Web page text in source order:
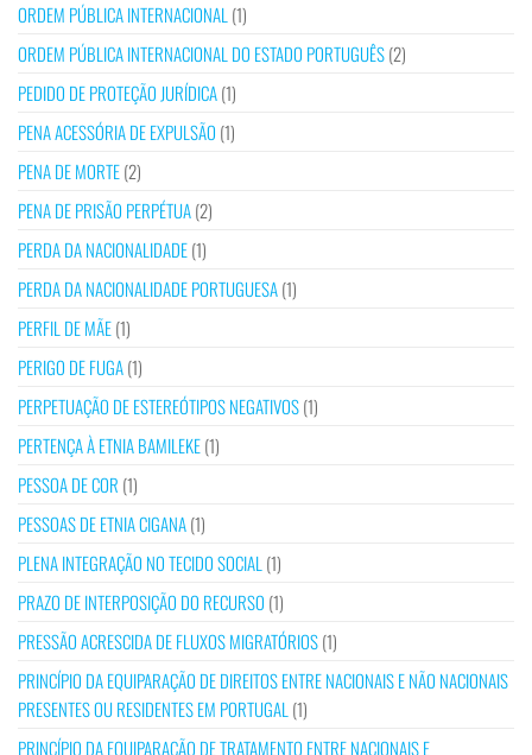
ORDEM PÚBLICA INTERNACIONAL (1)
ORDEM PÚBLICA INTERNACIONAL DO ESTADO PORTUGUÊS(2)
PEDIDO DE PROTEÇÃO JURÍDICA(1)
PENA ACESSÓRIA DE EXPULSÃO (1)
PENA DE MORTE(2)
PENA DE PRISÃO PERPÉTUA(2)
PERDA DA NACIONALIDADE(1)
PERDA DA NACIONALIDADE PORTUGUESA(1)
PERFIL DE MÃE(1)
PERIGO DE FUGA(1)
PERPETUAÇÃO DE ESTEREÓTIPOS NEGATIVOS(1)
PERTENÇA À ETNIA BAMILEKE(1)
PESSOA DE COR (1)
PESSOAS DE ETNIA CIGANA(1)
PLENA INTEGRAÇÃO NO TECIDO SOCIAL (1)
PRAZO DE INTERPOSIÇÃO DO RECURSO (1)
PRESSÃO ACRESCIDA DE FLUXOS MIGRATÓRIOS(1)
PRINCÍPIO DA EQUIPARAÇÃO DE DIREITOS ENTRE NACIONAIS E NÃO NACIONAIS
PRESENTES OU RESIDENTES EM PORTUGAL (1)
PRINCÍPIO DA EQUIPARAÇÃO DE TRATAMENTO ENTRE NACIONAIS E